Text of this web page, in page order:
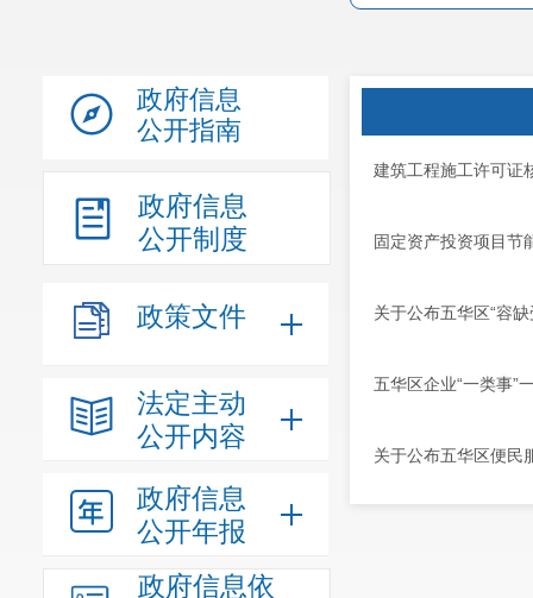
政府信息
公开指南
政府信息
公开制度
政策文件
法定主动
公开内容
政府信息
公开年报
政府信息依
建筑工程施工许可证
固定资产投资项目节
关于公布五华区“容
五华区企业“一类事”
关于公布五华区便民